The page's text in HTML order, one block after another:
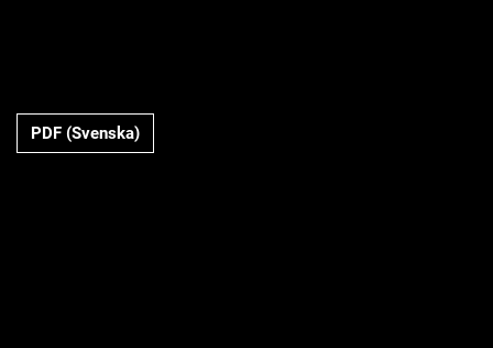
Requires Subscription
PDF (Svenska)